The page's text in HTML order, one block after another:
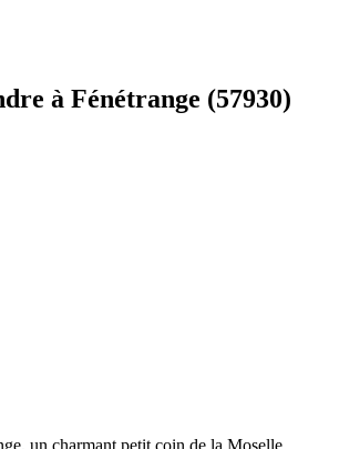
à Fénétrange (57930)
un charmant petit coin de la Moselle